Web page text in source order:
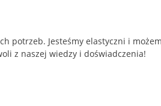
potrzeb. Jesteśmy elastyczni i
z naszej wiedzy i doświadczenia!